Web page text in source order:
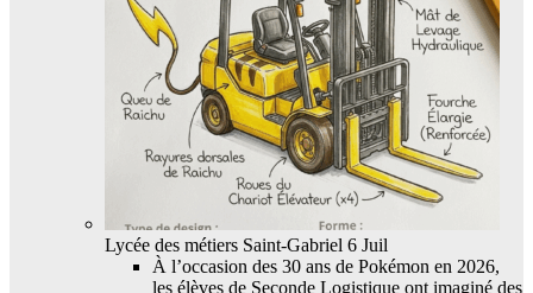
Lycée des métiers Saint-Gabriel 6 Juil
À l’occasion des 30 ans de Pokémon en 2026,
les élèves de Seconde Logistique ont imaginé des